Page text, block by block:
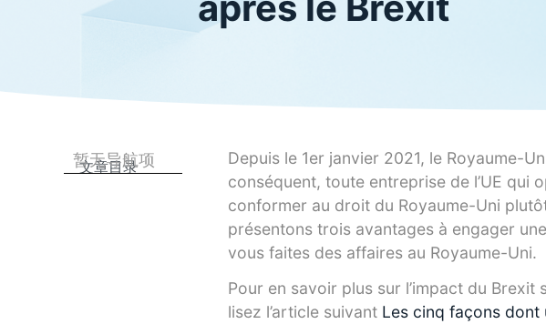
文章目录
暂无导航项
Depuis le 1er janvier 2021, le Royaume-
conséquent, toute entreprise de l’UE qui
conformer au droit du Royaume-Uni
présentons trois avantages à engager
vous faites des affaires au Royaume-Uni.
Pour en savoir plus sur l’impact du Brexit
lisez l’article suivant Les cinq façons dont